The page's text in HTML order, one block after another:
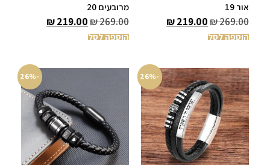
אור 19
₪269.00
₪219.00
הוספה לסל
מרובעים 20
₪269.00
₪219.00
הוספה לסל
-26%
-26%